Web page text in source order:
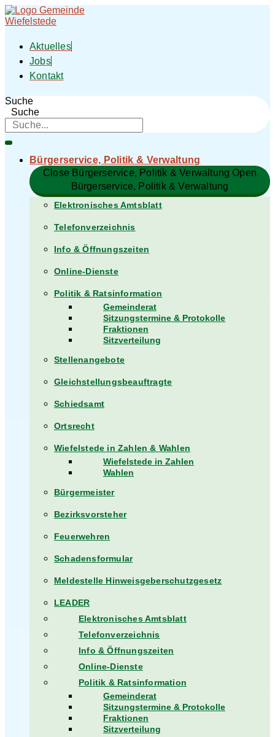
Zum
Inhalt
Aktuelles
Jobs
Kontakt
Suche
Suche
Bürgerservice, Politik & Verwaltung​
Close Bürgerservice, Politik & Verwaltung​ Open
Bürgerservice, Politik & Verwaltung​
Elektronisches Amtsblatt
Telefonverzeichnis
Info & Öffnungszeiten
Online-Dienste
Politik & Ratsinformation
Gemeinderat
Sitzungstermine & Protokolle
Fraktionen
Sitzverteilung
Stellenangebote
Gleichstellungsbeauftragte
Schiedsamt
Ortsrecht
Wiefelstede in Zahlen & Wahlen
Wiefelstede in Zahlen
Wahlen
Bürgermeister
Bezirksvorsteher
Feuerwehren
Schadensformular
Meldestelle Hinweisgeberschutzgesetz
LEADER
Elektronisches Amtsblatt
Telefonverzeichnis
Info & Öffnungszeiten
Online-Dienste
Politik & Ratsinformation
Gemeinderat
Sitzungstermine & Protokolle
Fraktionen
Sitzverteilung